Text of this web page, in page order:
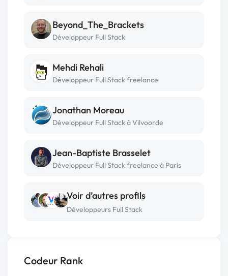
Codeur Rank
Beyond_The_Brackets
Développeur Full Stack
Mehdi Rehali
Développeur Full Stack freelance
Jonathan Moreau
Développeur Full Stack à Vilvoorde
Jean-Baptiste Brasselet
Développeur Full Stack freelance à Paris
Voir d’autres profils
Développeurs Full Stack